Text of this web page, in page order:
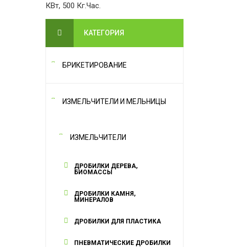
КВт, 500 Кг.час.
КАТЕГОРИЯ
БРИКЕТИРОВАНИЕ
ИЗМЕЛЬЧИТЕЛИ И МЕЛЬНИЦЫ
ИЗМЕЛЬЧИТЕЛИ
ДРОБИЛКИ ДЕРЕВА,
БИОМАССЫ
ДРОБИЛКИ КАМНЯ,
МИНЕРАЛОВ
ДРОБИЛКИ ДЛЯ ПЛАСТИКА
ПНЕВМАТИЧЕСКИЕ ДРОБИЛКИ